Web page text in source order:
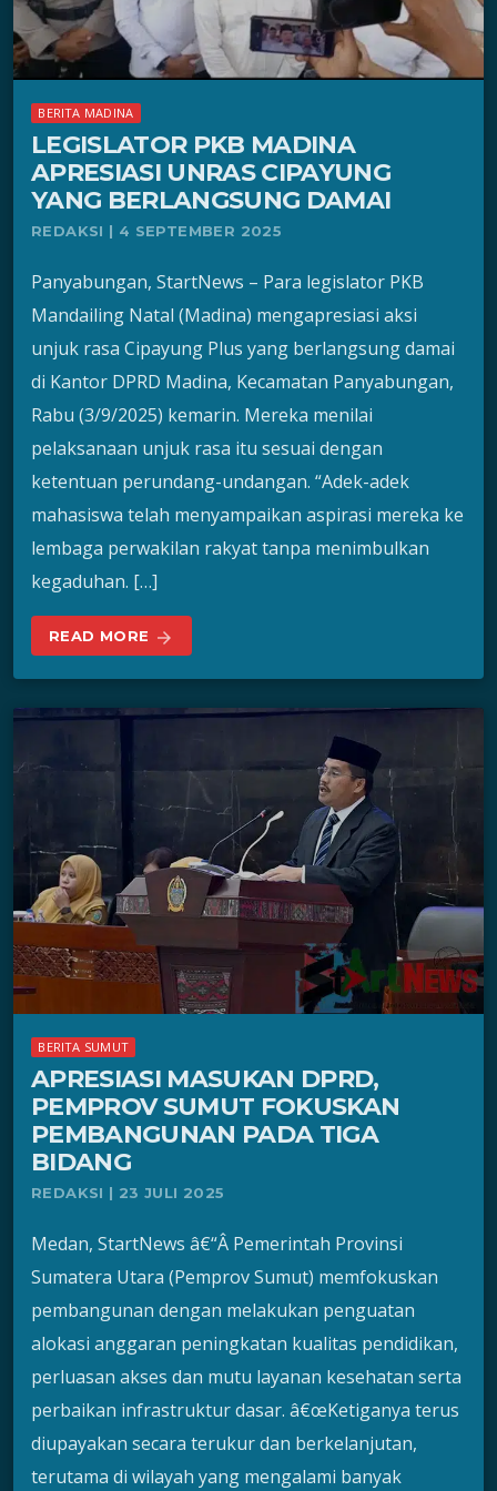
BERITA MADINA
LEGISLATOR PKB MADINA
APRESIASI UNRAS CIPAYUNG
YANG BERLANGSUNG DAMAI
REDAKSI | 4 SEPTEMBER 2025
Panyabungan, StartNews – Para legislator PKB
Mandailing Natal (Madina) mengapresiasi aksi
unjuk rasa Cipayung Plus yang berlangsung damai
di Kantor DPRD Madina, Kecamatan Panyabungan,
Rabu (3/9/2025) kemarin. Mereka menilai
pelaksanaan unjuk rasa itu sesuai dengan
ketentuan perundang-undangan. “Adek-adek
mahasiswa telah menyampaikan aspirasi mereka ke
lembaga perwakilan rakyat tanpa menimbulkan
kegaduhan. […]
READ MORE arrow_forward
BERITA SUMUT
APRESIASI MASUKAN DPRD,
PEMPROV SUMUT FOKUSKAN
PEMBANGUNAN PADA TIGA
BIDANG
REDAKSI | 23 JULI 2025
Medan, StartNews â€“Â Pemerintah Provinsi
Sumatera Utara (Pemprov Sumut) memfokuskan
pembangunan dengan melakukan penguatan
alokasi anggaran peningkatan kualitas pendidikan,
perluasan akses dan mutu layanan kesehatan serta
perbaikan infrastruktur dasar. â€œKetiganya terus
diupayakan secara terukur dan berkelanjutan,
terutama di wilayah yang mengalami banyak